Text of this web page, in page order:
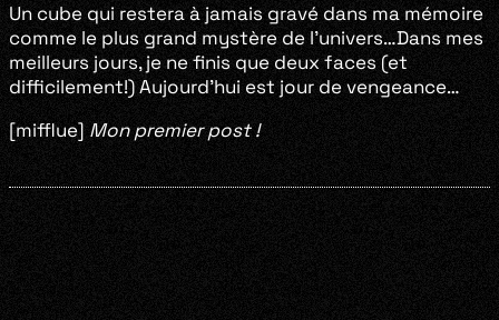
Un cube qui restera à jamais gravé dans ma mémoire
comme le plus grand mystère de l’univers…Dans mes
meilleurs jours, je ne finis que deux faces (et
difficilement!) Aujourd’hui est jour de vengeance…
[mifflue] Mon premier post !